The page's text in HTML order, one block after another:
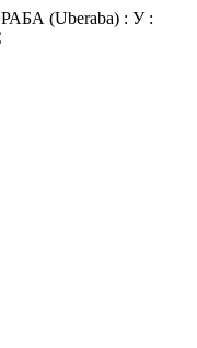
(Uberaba) : У :